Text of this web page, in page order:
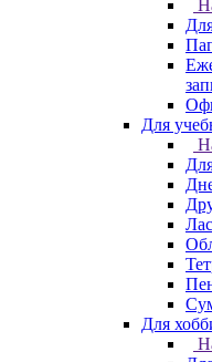
Для
Для